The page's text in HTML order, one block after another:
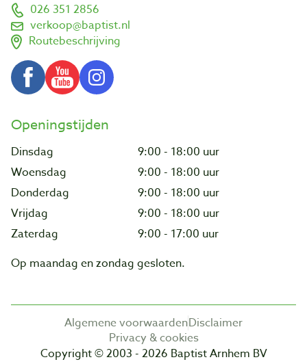
026 351 2856
verkoop@baptist.nl
Routebeschrijving
Openingstijden
Dinsdag
9:00 - 18:00 uur
Woensdag
9:00 - 18:00 uur
Donderdag
9:00 - 18:00 uur
Vrijdag
9:00 - 18:00 uur
Zaterdag
9:00 - 17:00 uur
Op maandag en zondag gesloten.
Algemene voorwaardenDisclaimer
Privacy & cookies
Copyright © 2003 - 2026 Baptist Arnhem BV